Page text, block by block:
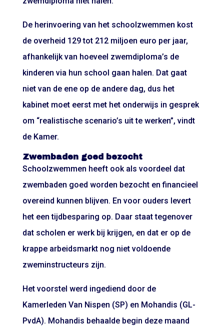
De herinvoering van het schoolzwemmen kost
de overheid 129 tot 212 miljoen euro per jaar,
afhankelijk van hoeveel zwemdiploma’s de
kinderen via hun school gaan halen. Dat gaat
niet van de ene op de andere dag, dus het
kabinet moet eerst met het onderwijs in gesprek
om “realistische scenario’s uit te werken”, vindt
de Kamer.
Zwembaden goed bezocht
Schoolzwemmen heeft ook als voordeel dat
zwembaden goed worden bezocht en financieel
overeind kunnen blijven. En voor ouders levert
het een tijdbesparing op. Daar staat tegenover
dat scholen er werk bij krijgen, en dat er op de
krappe arbeidsmarkt nog niet voldoende
zweminstructeurs zijn.
Het voorstel werd ingediend door de
Kamerleden Van Nispen (SP) en Mohandis (GL-
PvdA). Mohandis behaalde begin deze maand